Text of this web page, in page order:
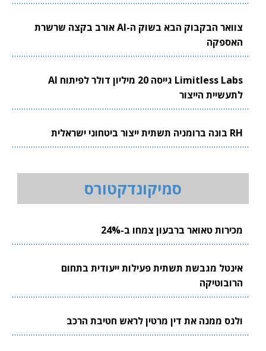
צוואר הבקבוק הבא בשוק ה-AI אורב בקצה שרשרת
האספקה
Limitless Labs גייסה 20 מיליון דולר לפיתוח AI
לתעשיית הייצור
RH בונה ברומניה תשתית ייצור ביטחוני ישראלית
סמיקונדקטורס
מכירות טאואר ברבעון צמחו ב-24%
אינטל מגבשת תשתית פעילות ייעודית בתחום
הרובוטיקה
ולנס ממנה את דין מרטין לראש חטיבת הרכב